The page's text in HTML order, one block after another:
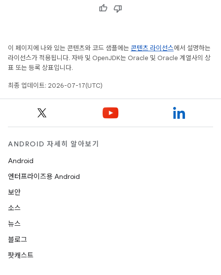
이 페이지에 나와 있는 콘텐츠와 코드 샘플에는 콘텐츠 라이선스에서 설명하는
라이선스가 적용됩니다. 자바 및 OpenJDK는 Oracle 및 Oracle 계열사의 상
표 또는 등록 상표입니다.
최종 업데이트: 2026-07-17(UTC)
ANDROID 자세히 알아보기
Android
엔터프라이즈용 Android
보안
소스
뉴스
블로그
팟캐스트